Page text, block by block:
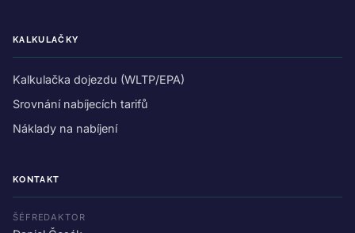
KALKULAČKY
Kalkulačka dojezdu (WLTP/EPA)
Srovnání nabíjecích tarifů
Náklady na nabíjení
KONTAKT
ŠÉFREDAKTOR